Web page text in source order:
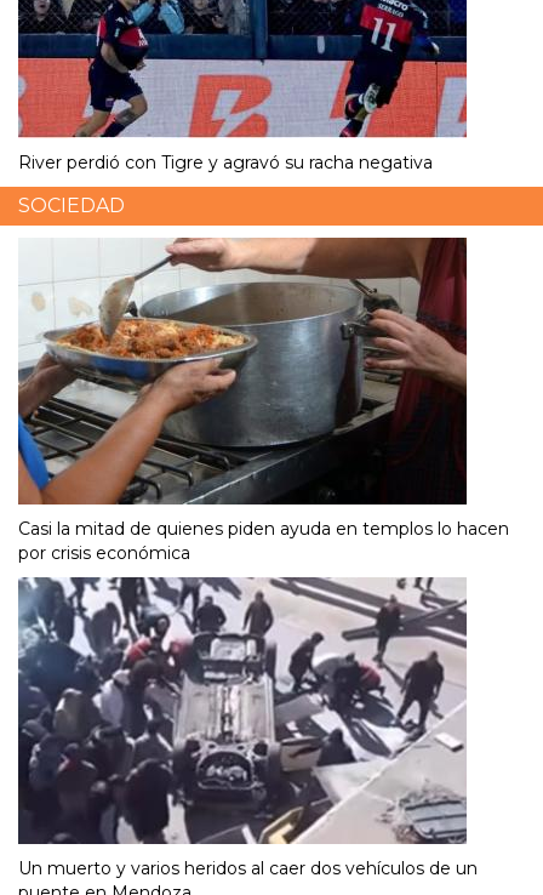
River perdió con Tigre y agravó su racha negativa
SOCIEDAD
Casi la mitad de quienes piden ayuda en templos lo hacen
por crisis económica
Un muerto y varios heridos al caer dos vehículos de un